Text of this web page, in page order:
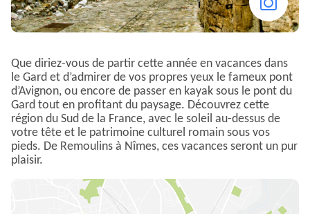
Que diriez-vous de partir cette année en vacances dans
le Gard et d’admirer de vos propres yeux le fameux pont
d’Avignon, ou encore de passer en kayak sous le pont du
Gard tout en profitant du paysage. Découvrez cette
région du Sud de la France, avec le soleil au-dessus de
votre tête et le patrimoine culturel romain sous vos
pieds. De Remoulins à Nîmes, ces vacances seront un pur
plaisir.